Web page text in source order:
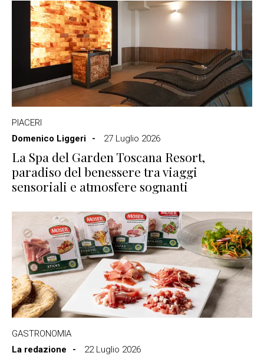
PIACERI
Domenico Liggeri
27 Luglio 2026
La Spa del Garden Toscana Resort,
paradiso del benessere tra viaggi
sensoriali e atmosfere sognanti
GASTRONOMIA
La redazione
22 Luglio 2026